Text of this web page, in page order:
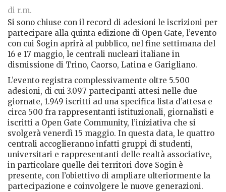
di r.m.
Si sono chiuse con il record di adesioni le iscrizioni per
partecipare alla quinta edizione di Open Gate, l’evento
con cui Sogin aprirà al pubblico, nel fine settimana del
16 e 17 maggio, le centrali nucleari italiane in
dismissione di Trino, Caorso, Latina e Garigliano.
L’evento registra complessivamente oltre 5.500
adesioni, di cui 3.097 partecipanti attesi nelle due
giornate, 1.949 iscritti ad una specifica lista d’attesa e
circa 500 fra rappresentanti istituzionali, giornalisti e
iscritti a Open Gate Community, l’iniziativa che si
svolgerà venerdì 15 maggio. In questa data, le quattro
centrali accoglieranno infatti gruppi di studenti,
universitari e rappresentanti delle realtà associative,
in particolare quelle dei territori dove Sogin è
presente, con l’obiettivo di ampliare ulteriormente la
partecipazione e coinvolgere le nuove generazioni.